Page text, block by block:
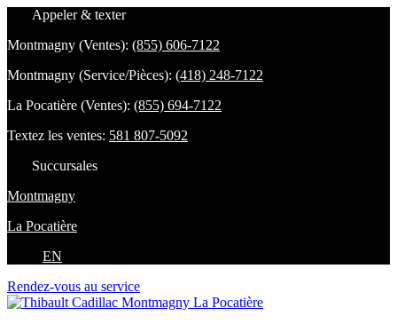
Appeler & texter
Montmagny (Ventes): (855) 606-7122
Montmagny (Service/Pièces): (418) 248-7122
La Pocatière (Ventes): (855) 694-7122
Textez les ventes: 581 807-5092
Succursales
Montmagny
La Pocatière
EN
Rendez-vous au service